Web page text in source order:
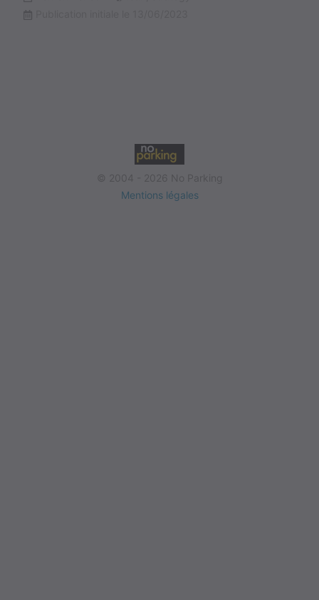
© 2004 - 2026 No Parking
Mentions légales